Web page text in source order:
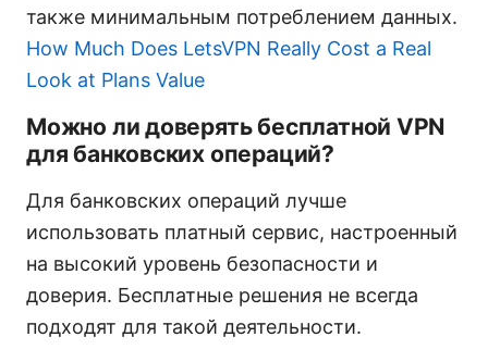
также минимальным потреблением данных.
How Much Does LetsVPN Really Cost a Real
Look at Plans Value
Можно ли доверять бесплатной VPN
для банковских операций?
Для банковских операций лучше
использовать платный сервис, настроенный
на высокий уровень безопасности и
доверия. Бесплатные решения не всегда
подходят для такой деятельности.